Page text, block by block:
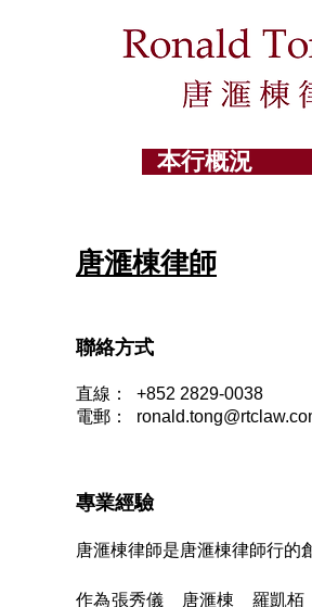
本行概況
唐滙棟律師
聯絡方式
直線： +852 2829-0038
電郵：
專業經驗
唐滙棟律師是唐滙棟律師行的
作為張秀儀 唐滙棟 羅凱栢